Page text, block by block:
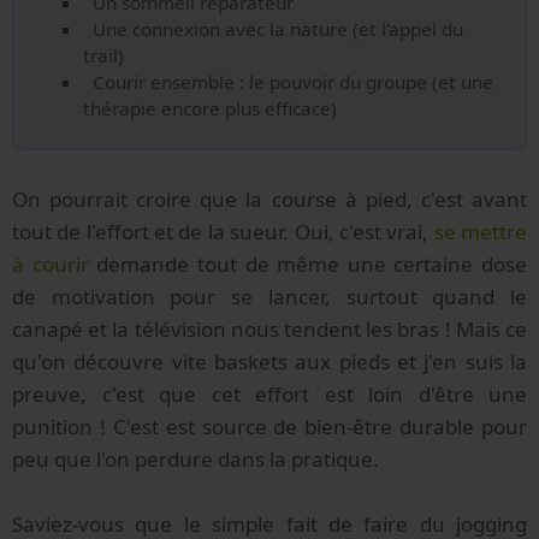
Une connexion avec la nature (et l'appel du
trail)
Courir ensemble : le pouvoir du groupe (et une
thérapie encore plus efficace)
On pourrait croire que la course à pied, c'est avant
tout de l'effort et de la sueur. Oui, c'est vrai, se mettre
à courirdemande tout de même une certaine dose
de motivation pour se lancer, surtout quand le
canapé et la télévision nous tendent les bras ! Mais ce
qu'on découvre vite baskets aux pieds et j'en suis la
preuve, c'est que cet effort est loin d'être une
punition ! C'est est source de bien-être durable pour
peu que l'on perdure dans la pratique.
Saviez-vous que le simple fait de faire du jogging